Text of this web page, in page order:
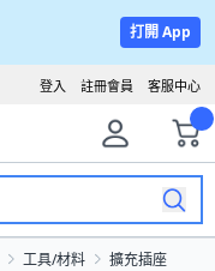
打開 App
客服中心
註冊會員
登入
工具/材料 擴充插座